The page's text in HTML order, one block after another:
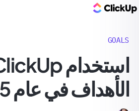
GOALS
الأهداف في عام 2025